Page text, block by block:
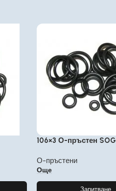
106×3 О-пръстен SOG
О-пръстени
Още
Запитване